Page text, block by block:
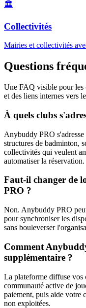
🏛️
Collectivités
Mairies et collectivités
Questions
Une FAQ visible pour les
et des liens internes vers
À quels clubs
Anybuddy PRO s'adresse
structures de badminton,
collectivités qui veulent
automatiser la réservation.
Faut-il changer de
PRO ?
Non. Anybuddy PRO
pour synchroniser les
sans bouleverser
Comment
supplémentaire ?
La plateforme diffuse vos
communauté active de
paiement, puis aide votre
non exploitées.